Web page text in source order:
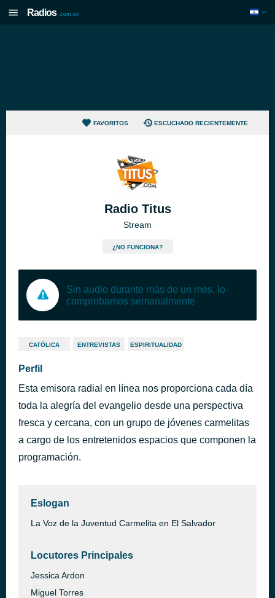
Radios .com.sv
FAVORITOS ESCUCHADO RECIENTEMENTE
Radio Titus
Stream
¿NO FUNCIONA?
Sin audio durante más de un mes, lo
comprobamos semanalmente
CATÓLICA ENTREVISTAS ESPIRITUALIDAD
Perfil
Esta emisora radial en línea nos proporciona cada día
toda la alegría del evangelio desde una perspectiva
fresca y cercana, con un grupo de jóvenes carmelitas
a cargo de los entretenidos espacios que componen la
programación.
Eslogan
La Voz de la Juventud Carmelita en El Salvador
Locutores Principales
Jessica Ardon
Miguel Torres